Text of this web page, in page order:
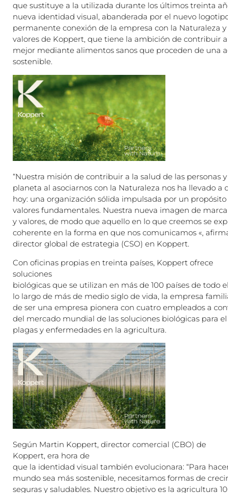
que sustituye a la utilizada durante los últimos treinta
nueva identidad visual, abanderada por el nuevo
permanente conexión de la empresa con la Naturaleza y
valores de Koppert, que tiene la ambición de contribuir
mejor mediante alimentos sanos que proceden de una
sostenible.
“Nuestra misión de contribuir a la salud de las personas
planeta al asociarnos con la Naturaleza nos ha llevado a
hoy: una organización sólida impulsada por un propósito
valores fundamentales. Nuestra nueva imagen de
y valores, de modo que aquello en lo que creemos se
coherente en la forma en que nos comunicamos «,
director global de estrategia (CSO) en Koppert.
Con oficinas propias en treinta países, Koppert ofrece
soluciones
biológicas que se utilizan en más de 100 países de todo
lo largo de más de medio siglo de vida, la empresa
de ser una empresa pionera con cuatro empleados a
del mercado mundial de las soluciones biológicas para
plagas y enfermedades en la agricultura.
Según Martin Koppert, director comercial (CBO) de
Koppert, era hora de
que la identidad visual también evolucionara: “Para
mundo sea más sostenible, necesitamos formas de
seguras y saludables. Nuestro objetivo es la agricultura